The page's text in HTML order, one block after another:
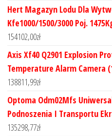
Hert Magazyn Lodu Dla
Kfe1000/1500/3000 Poj.
154102,00zł
Axis Xf40 Q2901 Explosion
Temperature Alarm Camera
138811,99zł
Optoma Odm02Mfs
Podnoszenia I Transportu
135298,77zł